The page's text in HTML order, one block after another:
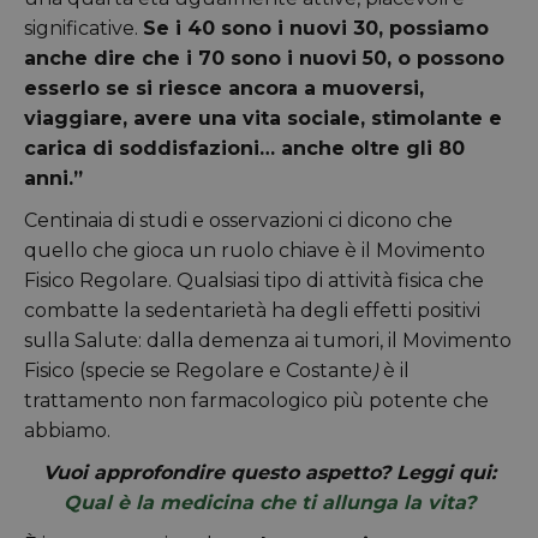
significative. Se i 40 sono i nuovi 30, possiamo
anche dire che i 70 sono i nuovi 50, o possono
esserlo se si riesce ancora a muoversi,
viaggiare, avere una vita sociale, stimolante e
carica di soddisfazioni… anche oltre gli 80
anni.”
Centinaia di studi e osservazioni ci dicono che
quello che gioca un ruolo chiave è il Movimento
Fisico Regolare. Qualsiasi tipo di attività fisica che
combatte la sedentarietà ha degli effetti positivi
sulla Salute: dalla demenza ai tumori, il Movimento
Fisico (specie se Regolare e Costante) è il
trattamento non farmacologico più potente che
abbiamo.
Vuoi approfondire questo aspetto? Leggi qui:
Qual è la medicina che ti allunga la vita?